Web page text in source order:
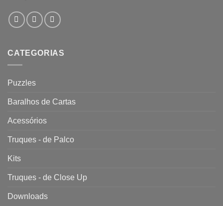
CATEGORIAS
Puzzles
Baralhos de Cartas
Acessórios
Truques - de Palco
Kits
Truques - de Close Up
Downloads